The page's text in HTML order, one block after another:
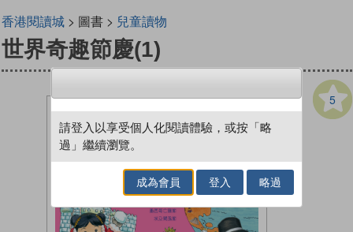
香港閱讀城> 圖書 > 兒童讀物
世界奇趣節慶(1)
5
請登入以享受個人化閱讀體驗，或按「略
過」繼續瀏覽。
成為會員 登入 略過